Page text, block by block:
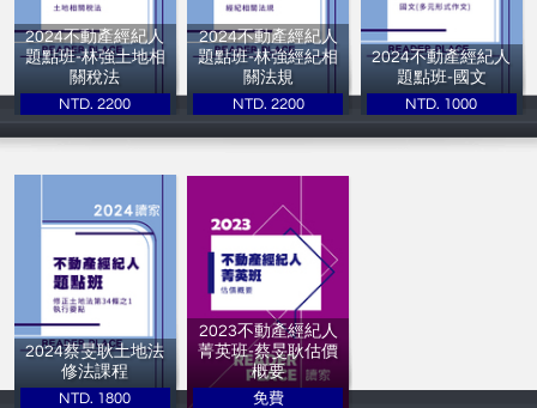
2024不動產經紀人
題點班-林強土地相
關稅法
讀家補習班
NTD. 2200
2024不動產經紀人
題點班-林強經紀相
關法規
讀家補習班
NTD. 2200
2024不動產經紀人
題點班-國文
讀家補習班
NTD. 1000
2024蔡旻耿土地法
修法課程
NTD. 1800
2023不動產經紀人
菁英班-蔡旻耿估價
概要
免費